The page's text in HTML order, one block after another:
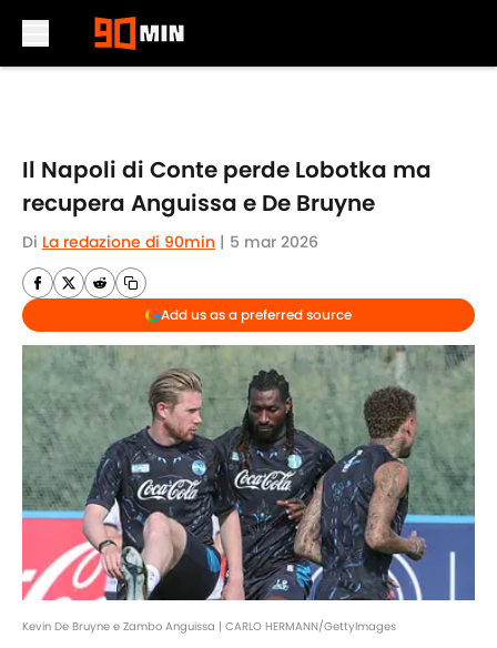
Il Napoli di Conte perde Lobotka ma
recupera Anguissa e De Bruyne
Di La redazione di 90min | 5 mar 2026
Add us as a preferred source
Kevin De Bruyne e Zambo Anguissa | CARLO HERMANN/GettyImages